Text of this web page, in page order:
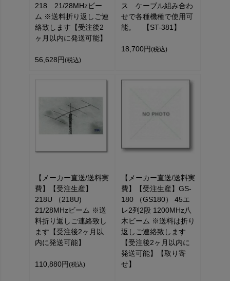
218 21/28MHzビー
ム ※送料折り返しご連
絡致します【受注後2
ヶ月以内に発送可能】
56,628円 (税込)
ス ケーブル組み合わ
せで各種機種で使用可
能。 【ST-381】
18,700円 (税込)
【メーカー直送/送料実
費】【受注生産】
218U （218U)
21/28MHzビーム ※送
料折り返しご連絡致し
ます【受注後2ヶ月以
内に発送可能】
110,880円 (税込)
【メーカー直送/送料実
費】【受注生産】GS-
180 （GS180） 45エ
レ2列2段 1200MHz八
木ビーム ※送料は折り
返しご連絡致します
【受注後2ヶ月以内に
発送可能】【取り寄
せ】